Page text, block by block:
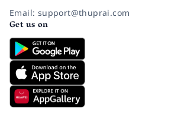
Email: support@thuprai.com
Get us on